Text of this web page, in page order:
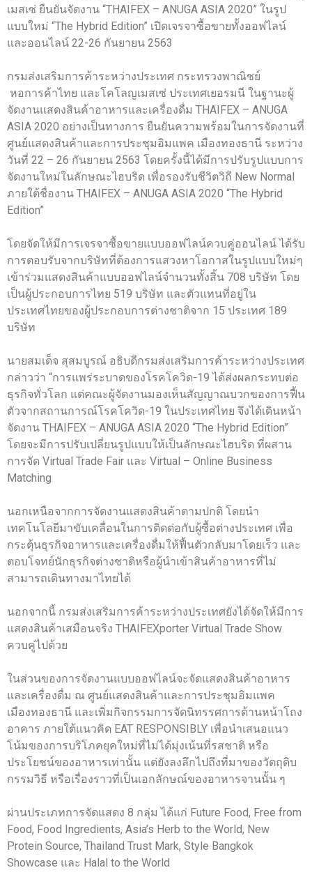
เมสเซ่ ยืนยันจัดงาน “THAIFEX – ANUGA ASIA 2020” ในรูป
แบบใหม่ “The Hybrid Edition” เปิดเจรจาซื้อขายทั้งออฟไลน์
และออนไลน์ 22-26 กันยายน 2563
กรมส่งเสริมการค้าระหว่างประเทศ กระทรวงพาณิชย์
หอการค้าไทย และโคโลญเมสเซ่ ประเทศเยอรมนี ในฐานะผู้
จัดงานแสดงสินค้าอาหารและเครื่องดื่ม THAIFEX – ANUGA
ASIA 2020 อย่างเป็นทางการ ยืนยันความพร้อมในการจัดงานที่
ศูนย์แสดงสินค้าและการประชุมอิมแพค เมืองทองธานี ระหว่าง
วันที่ 22 – 26 กันยายน 2563 โดยครั้งนี้ได้มีการปรับรูปแบบการ
จัดงานใหม่ในลักษณะไฮบริด เพื่อรองรับชีวิตวิถี New Normal
ภายใต้ชื่องาน THAIFEX – ANUGA ASIA 2020 “The Hybrid
Edition”
โดยจัดให้มีการเจรจาซื้อขายแบบออฟไลน์ควบคู่ออนไลน์ ได้รับ
การตอบรับจากบริษัทที่ต้องการแสวงหาโอกาสในรูปแบบใหม่ๆ
เข้าร่วมแสดงสินค้าแบบออฟไลน์จำนวนทั้งสิ้น 708 บริษัท โดย
เป็นผู้ประกอบการไทย 519 บริษัท และตัวแทนที่อยู่ใน
ประเทศไทยของผู้ประกอบการต่างชาติจาก 15 ประเทศ 189
บริษัท
นายสมเด็จ สุสมบูรณ์ อธิบดีกรมส่งเสริมการค้าระหว่างประเทศ
กล่าวว่า “การแพร่ระบาดของโรคโควิด-19 ได้ส่งผลกระทบต่อ
ธุรกิจทั่วโลก แต่คณะผู้จัดงานมองเห็นสัญญาณบวกของการฟื้น
ตัวจากสถานการณ์โรคโควิด-19 ในประเทศไทย จึงได้เดินหน้า
จัดงาน THAIFEX – ANUGA ASIA 2020 “The Hybrid Edition”
โดยจะมีการปรับเปลี่ยนรูปแบบให้เป็นลักษณะไฮบริด ที่ผสาน
การจัด Virtual Trade Fair และ Virtual – Online Business
Matching
นอกเหนือจากการจัดงานแสดงสินค้าตามปกติ โดยนำ
เทคโนโลยีมาขับเคลื่อนในการติดต่อกับผู้ซื้อต่างประเทศ เพื่อ
กระตุ้นธุรกิจอาหารและเครื่องดื่มให้ฟื้นตัวกลับมาโดยเร็ว และ
ตอบโจทย์นักธุรกิจต่างชาติหรือผู้นำเข้าสินค้าอาหารที่ไม่
สามารถเดินทางมาไทยได้
นอกจากนี้ กรมส่งเสริมการค้าระหว่างประเทศยังได้จัดให้มีการ
แสดงสินค้าเสมือนจริง THAIFEXporter Virtual Trade Show
ควบคู่ไปด้วย
ในส่วนของการจัดงานแบบออฟไลน์จะจัดแสดงสินค้าอาหาร
และเครื่องดื่ม ณ ศูนย์แสดงสินค้าและการประชุมอิมแพค
เมืองทองธานี และเพิ่มกิจกรรมการจัดนิทรรศการด้านหน้าโถง
อาคาร ภายใต้แนวคิด EAT RESPONSIBLY เพื่อนำเสนอแนว
โน้มของการบริโภคยุคใหม่ที่ไม่ได้มุ่งเน้นที่รสชาติ หรือ
ประโยชน์ของอาหารเท่านั้น แต่ยังลงลึกไปถึงที่มาของวัตถุดิบ
กรรมวิธี หรือเรื่องราวที่เป็นเอกลักษณ์ของอาหารจานนั้น ๆ
ผ่านประเภทการจัดแสดง 8 กลุ่ม ได้แก่ Future Food, Free from
Food, Food Ingredients, Asia’s Herb to the World, New
Protein Source, Thailand Trust Mark, Style Bangkok
Showcase และ Halal to the World